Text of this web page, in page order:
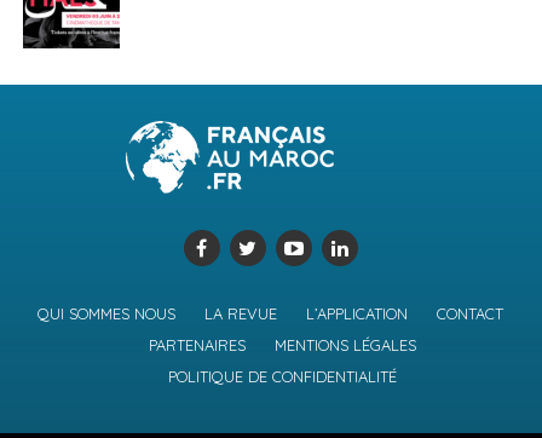
QUI SOMMES NOUS LA REVUE L’APPLICATION
CONTACT
PARTENAIRES
MENTIONS LÉGALES
POLITIQUE DE CONFIDENTIALITÉ